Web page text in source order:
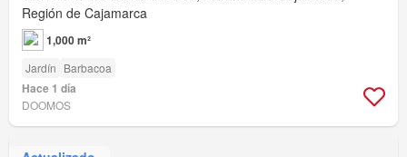
Región de Cajamarca
1,000 m²
Jardín Barbacoa
Hace 1 día
DOOMOS